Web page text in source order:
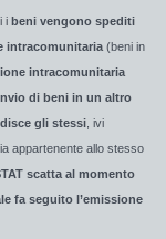
i beni vengono spediti
intracomunitaria (beni in
intracomunitaria
di beni in un altro
gli stessi , ivi
appartenente allo stesso
scatta al momento
fa seguito l’emissione